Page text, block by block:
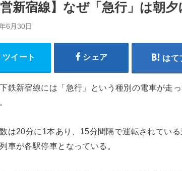
営新宿線】なぜ「急行」は朝
6月30日
ツイート シェア はて
鉄新宿線には「急行」という種別の電車が走
は20分に1本あり、15分間隔で運転されてい
車が各駅停車となっている。